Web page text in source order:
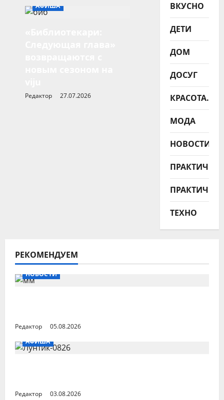
АФИША
Редактор 27.07.2026
ВКУСНО
ДЕТИ
ДОМ
ДОСУГ
МОДА
НОВОСТИ
ПРАКТИЧНО
ПРАКТИЧНО
ТЕХНО
РЕКОМЕНДУЕМ
НОВОСТИ
Редактор
05.08.2026
АФИША
Редактор
03.08.2026